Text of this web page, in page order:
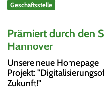
Geschäftsstelle
Prämiert durch den
Hannover
Unsere neue Homepage
Projekt:
Zukunft!"